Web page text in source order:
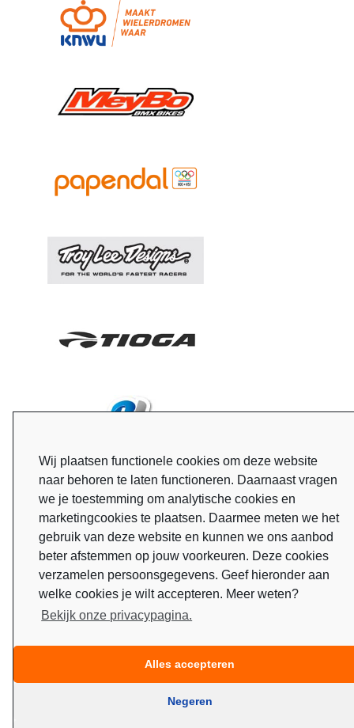
Wij plaatsen functionele cookies om deze website
naar behoren te laten functioneren. Daarnaast vragen
we je toestemming om analytische cookies en
marketingcookies te plaatsen. Daarmee meten we het
gebruik van deze website en kunnen we ons aanbod
beter afstemmen op jouw voorkeuren. Deze cookies
verzamelen persoonsgegevens. Geef hieronder aan
welke cookies je wilt accepteren. Meer weten?
Bekijk onze privacypagina.
Alles accepteren
Negeren